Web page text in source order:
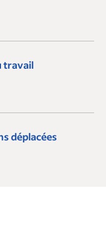
travail
déplacées